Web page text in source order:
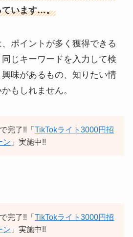
ています…。
ポイントが多く獲得できる
じキーワードを入力して検
味があるもの、知りたい情
もしれません。
完了!!「TikTokライト3000円招
ン 」実施中!!
完了!!「TikTokライト3000円招
ン 」実施中!!